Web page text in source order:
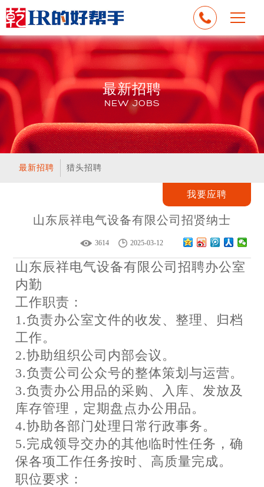
最新招聘
NEW JOBS
最新招聘 猎头招聘
山东辰祥电气设备有限公司招贤纳士
2025-03-12
3614
山东辰祥电气设备有限公司招聘办公室
内勤
工作职责：
1.负责办公室文件的收发、整理、归档
工作。
2.协助组织公司内部会议。
3.负责公司公众号的整体策划与运营。
3.负责办公用品的采购、入库、发放及
库存管理，定期盘点办公用品。
4.协助各部门处理日常行政事务。
5.完成领导交办的其他临时性任务，确
保各项工作任务按时、高质量完成。
职位要求：
我要应聘
应聘申请
请认真真实填写个人简历信息，客服将尽快与你联系
* 姓名：
* 电话：
邮箱：
提交申请